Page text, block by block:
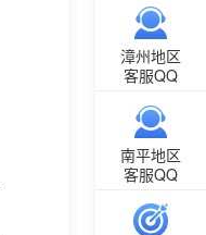
漳州地区
客服QQ
南平地区
客服QQ